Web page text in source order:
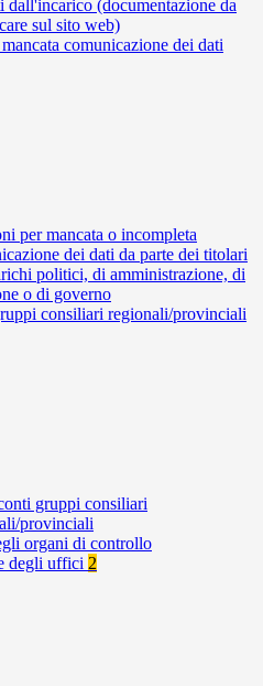
dall'incarico (documentazione da
sul sito web)
comunicazione dei dati
per mancata o incompleta
dei dati da parte dei titolari
politici, di amministrazione, di
o di governo
consiliari regionali/provinciali
gruppi consiliari
provinciali
organi di controllo
degli uffici 2